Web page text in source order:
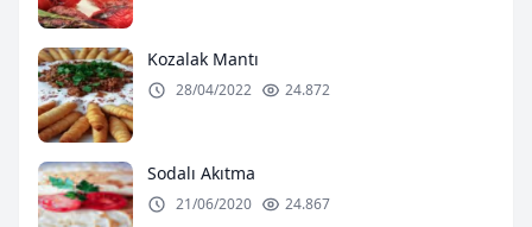
Kozalak Mantı
28/04/2022 24.872
Sodalı Akıtma
21/06/2020 24.867